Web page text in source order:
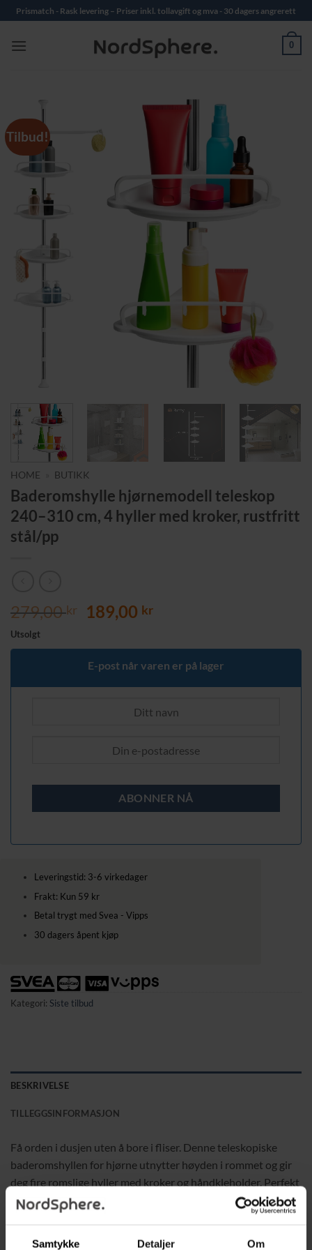
Samtykke Detaljer Om
Skip
to
content
Prismatch - Rask levering – Priser inkl. tollavgift og mva - 30 dagers angrerett
0
Tilbud!
HOME BUTIKK
Baderomshylle hjørnemodell teleskop
240–310 cm, 4 hyller med kroker, rustfritt
stål/pp
279,00kr
Opprinnelig
var:
279,00 kr.
189,00 krNåværende
er:
189,00 kr.
Utsolgt
E-post når varen er på lager
Leveringstid: 3-6 virkedager
Frakt: Kun 59 kr
Betal trygt med Svea - Vipps
30 dagers åpent kjøp
Kategori: Siste tilbud
BESKRIVELSE
TILLEGGSINFORMASJON
Få orden i dusjen uten å bore i fliser. Denne teleskopiske
baderomshyllen for hjørne utnytter høyden i rommet og gir
deg fire romslige hyller med kroker og håndkleholder. Perfekt
for dusj- og badekarhjørner der du vil samle sjampo, såpe og
tilbehør på et ryddig og lett tilgjengelig sted.